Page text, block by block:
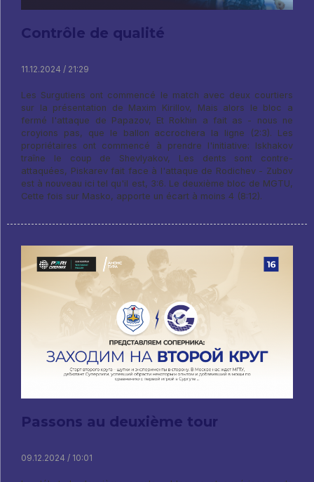
Contrôle de qualité
11.12.2024 / 21:29
Les Surgutiens ont commencé le match avec deux courtiers
sur la présentation de Maxim Kirillov, Mais alors le bloc a
fermé l'attaque de Papazov, Et Rokhin a fait as - nous ne
croyions pas, que le ballon accrochera la ligne (2:3). Les
propriétaires ont commencé à prendre l'initiative: Iskhakov
traîne le coup de Shevlyakov, Les dents sont contre-
attaquées, Piskarev fait face à l'attaque de Rodichev - Zubov
est à nouveau ici tel qu'il est, 3:6. Le deuxième bloc de MGTU,
Cette fois sur Masko, apporte un écart à moins 4 (8:12).
Passons au deuxième tour
09.12.2024 / 10:01